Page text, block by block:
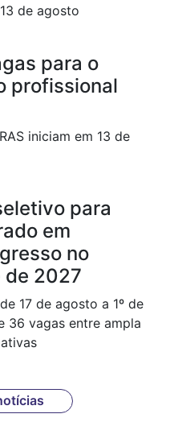
de agosto
para o
profissional
iniciam em 13 de
para
em
no
de 2027
17 de agosto a 1º de
36 vagas entre ampla